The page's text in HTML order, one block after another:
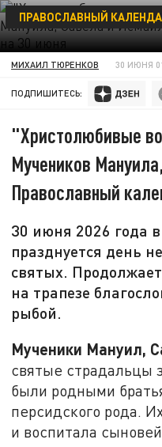
ПРАВОСЛАВНЫЙ
МИХАИЛ ТЮРЕНКОВ 30 ИЮНЯ
ПОДПИШИТЕСЬ:
"Христолюбивые
Мучеников
Православный
30 июня 2026 года
празднуется день
святых.
на трапезе
рыбой.
Мученики Мануил,
святые страдальцы
были родными
персидского рода.
и воспитала